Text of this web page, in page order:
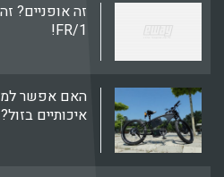
האם אפשר למצוא
איכותיים בזול?